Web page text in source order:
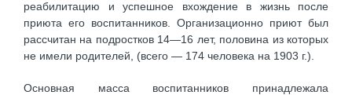
реабилитацию и успешное вхождение в жизнь после
приюта его воспитанников. Организационно приют был
рассчитан на подростков 14—16 лет, половина из которых
не имели родителей, (всего — 174 человека на 1903 г.).
Основная масса воспитанников принадлежала